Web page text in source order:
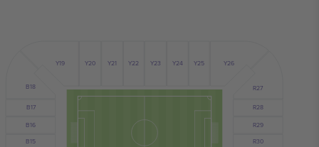
Y19 Y20 Y21 Y22 Y23 Y24 Y25 Y26
R30
R29
R28
R27
B15
B16
B17
B18